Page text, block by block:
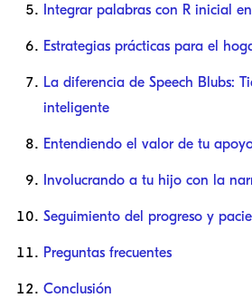
Integrar palabras con R inicial
Estrategias prácticas para el
La diferencia de Speech Blubs:
inteligente
Entendiendo el valor de tu
Involucrando a tu hijo con la
Seguimiento del progreso y
Preguntas frecuentes
Conclusión